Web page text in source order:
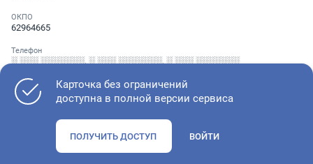
ОКПО
62964665
Телефон
░ ░░░ ░░░░░░░, ░ ░░░ ░░░░░░░, ░ ░░░ ░░░░░░░
Проверьте учредительные документы, адрес регистрации и
Карточка без ограничений
доступна в полной версии сервиса
ПОЛУЧИТЬ ДОСТУП ВОЙТИ